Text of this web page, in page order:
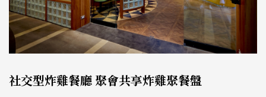
社交型炸雞餐廳 聚會共享炸雞聚餐盤